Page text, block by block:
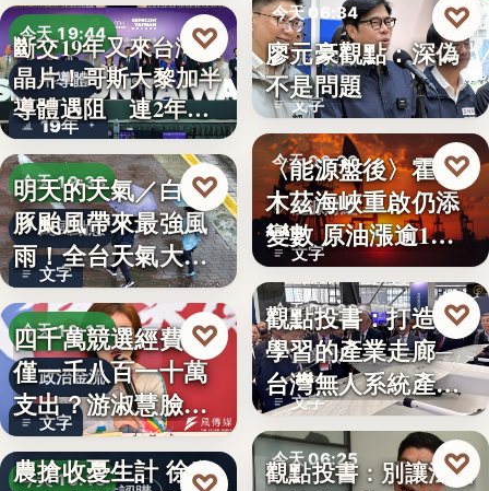
50%
今天 19:44
半導體
19年
斷交19年又來台灣找
晶片！哥斯大黎加半
導體遇阻 連2年
參…
♡
今天 19:38
颱風動態
文字
明天的天氣／白海
豚颱風帶來最強風
雨！全台天氣大轉
變「豪雨…
♡
今天 19:17
政治金流
文字
四千萬競選經費，
僅一千八百一十萬
支出？游淑慧臉書
追問鄭：…
♡
今天 19:15
颱風來襲 五峰鄉果
農搶收憂生計 徐欣
今天 06:34
法律觀點
文字
廖元豪觀點：深偽
不是問題
♡
今天 06:30
能源財經
文字
〈能源盤後〉霍爾
木茲海峽重啟仍添
變數 原油漲逾1%
但周…
♡
今天 06:30
產業戰略
文字
觀點投書：打造會
學習的產業走廊─
台灣無人系統產業
需要的是…
♡
今天 06:25
觀點投書：別讓法治
♡